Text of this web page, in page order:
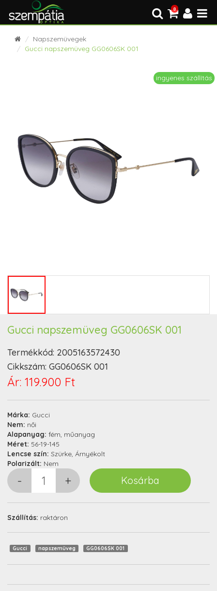
0
Napszemüvegek
Gucci napszemüveg GG0606SK 001
ingyenes szállítás
Gucci napszemüveg GG0606SK 001
Termékkód: 2005163572430
Cikkszám: GG0606SK 001
Ár: 119.900 Ft
Márka: Gucci
Nem: női
Alapanyag: fém, műanyag
Méret: 56-19-145
Lencse szín: Szürke, Árnyékolt
Polarizált: Nem
Szállítás: raktáron
Gucci napszemüveg GG0606SK 001